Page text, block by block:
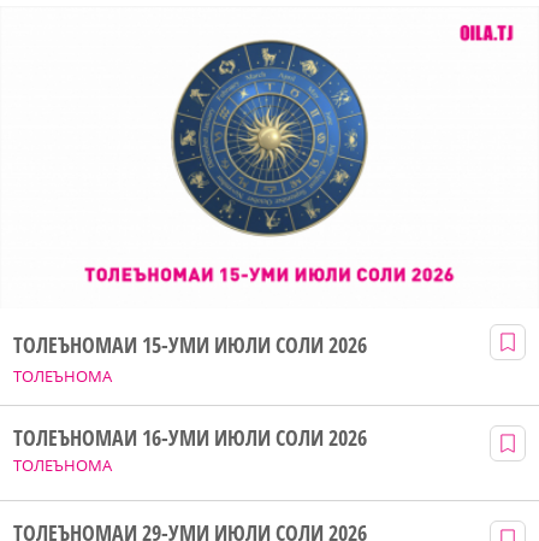
ТОЛЕЪНОМА
ТОЛЕЪНОМАИ 15-УМИ ИЮЛИ СОЛИ 2026
ТОЛЕЪНОМА
ТОЛЕЪНОМАИ 16-УМИ ИЮЛИ СОЛИ 2026
ТОЛЕЪНОМАИ 29-УМИ ИЮЛИ СОЛИ 2026